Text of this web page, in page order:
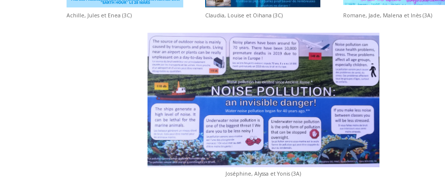
Achille, Jules et Enea (3C) Claudia, Louise et Oihana (3C) Romane, Jade, Malena et Inès (3A)
Joséphine, Alyssa et Yonis (3A)